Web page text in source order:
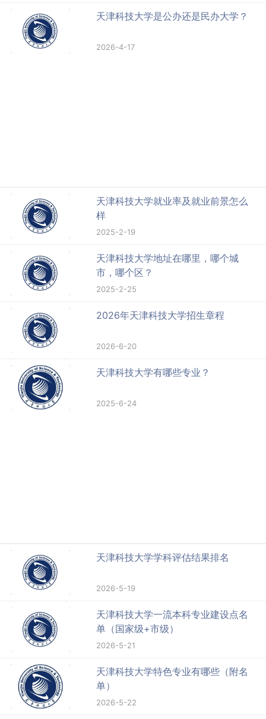
天津科技大学是公办还是民办大学？
2026-4-17
天津科技大学就业率及就业前景怎么
样
2025-2-19
天津科技大学地址在哪里，哪个城
市，哪个区？
2025-2-25
2026年天津科技大学招生章程
2026-6-20
天津科技大学有哪些专业？
2025-6-24
天津科技大学学科评估结果排名
2026-5-19
天津科技大学一流本科专业建设点名
单（国家级+市级）
2026-5-21
天津科技大学特色专业有哪些（附名
单）
2026-5-22